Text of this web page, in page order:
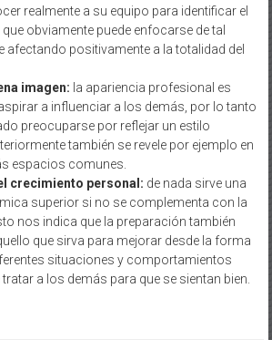
realmente a su equipo para identificar el
obviamente puede enfocarse de tal
afectando positivamente a la totalidad del
imagen: la apariencia profesional es
a influenciar a los demás, por lo tanto
preocuparse por reflejar un estilo
también se revele por ejemplo en
espacios comunes.
crecimiento personal: de nada sirve una
superior si no se complementa con la
nos indica que la preparación también
que sirva para mejorar desde la forma
situaciones y comportamientos
a los demás para que se sientan bien.